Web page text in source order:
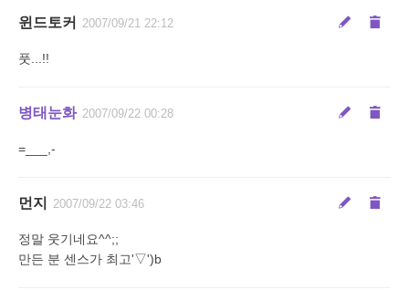
윈드토커 2007/09/21 22:12
풋...!!
병태눈화 2007/09/22 00:28
=___,-
먼지 2007/09/22 03:46
정말 웃기네요^^;;
만든 분 센스가 최고'▽')b